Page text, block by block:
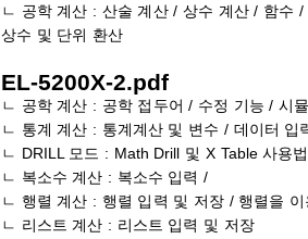
ㄴ 공학 계산 : 산술 계산 / 상수 계산 / 함수
상수 및 단위 환산
EL-5200X-2.pdf
ㄴ 공학 계산 : 공학 접두어 / 수정 기능 / 시
ㄴ 통계 계산 : 통계계산 및 변수 / 데이터
ㄴ DRILL 모드 : Math Drill 및 X Table 사용
ㄴ 복소수 계산 : 복소수 입력 /
ㄴ 행렬 계산 : 행렬 입력 및 저장 / 행렬을
ㄴ 리스트 계산 : 리스트 입력 및 저장